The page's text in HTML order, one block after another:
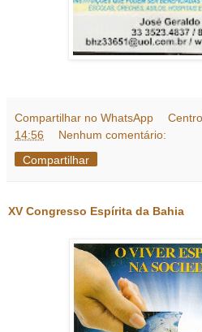
Compartilhar no WhatsApp
14:56
Nenhum comentário:
Compartilhar
XV Congresso Espírita da Bahia